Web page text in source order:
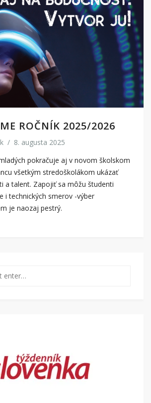
ROČNÍK 2025/2026
/ 8. augusta 2025
pokračuje aj v novom školskom
všetkým stredoškolákom ukázať
a talent. Zapojiť sa môžu študenti
i technických smerov -výber
je naozaj pestrý.